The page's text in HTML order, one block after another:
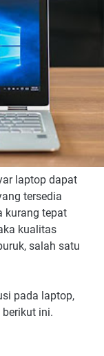
laptop dapat
tersedia
kurang tepat
kualitas
salah satu
pada laptop,
ini.